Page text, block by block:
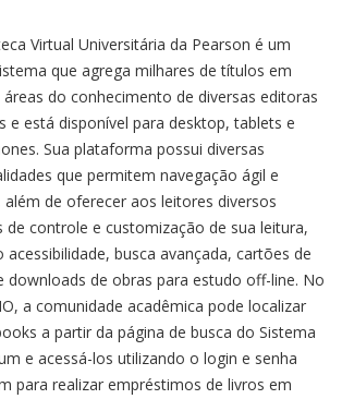
Virtual Universitária da Pearson é um
que agrega milhares de títulos em
áreas do conhecimento de diversas editoras
e está disponível para desktop, tablets e
Sua plataforma possui diversas
que permitem navegação ágil e
além de oferecer aos leitores diversos
de controle e customização de sua leitura,
acessibilidade, busca avançada, cartões de
downloads de obras para estudo off-line. No
a comunidade acadêmica pode localizar
a partir da página de busca do Sistema
e acessá-los utilizando o login e senha
para realizar empréstimos de livros em